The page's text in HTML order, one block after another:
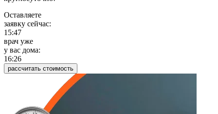
Оставляете
заявку сейчас:
15:47
врач уже
у вас дома:
16:26
рассчитать стоимость